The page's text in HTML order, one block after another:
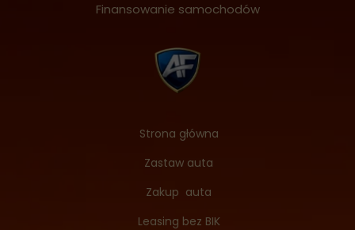
Finansowanie samochodów
Strona główna
Zastaw auta
Zakup auta
Leasing bez BIK